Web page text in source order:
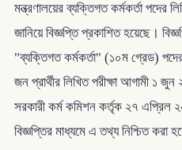
মন্ত্রণালয়ের ব্যক্তিগত কর্মকর্তা পদের
জানিয়ে বিজ্ঞপ্তি প্রকাশিত হয়েছে।
"ব্যক্তিগত কর্মকর্তা" (১০ম গ্রেড) পদের
জন প্রার্থীর লিখিত পরীক্ষা আগামী ১
সরকারী কর্ম কমিশন কর্তৃক ২৭ এপ্রিল
বিজ্ঞপ্তির মাধ্যমে এ তথ্য নিশ্চিত করা